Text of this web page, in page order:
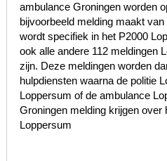
ambulance Groningen worden
bijvoorbeeld melding maakt
wordt specifiek in het P2000
ook alle andere 112 meldingen
zijn. Deze meldingen worden
hulpdiensten waarna de politie
Loppersum of de ambulance
Groningen melding krijgen over
Loppersum